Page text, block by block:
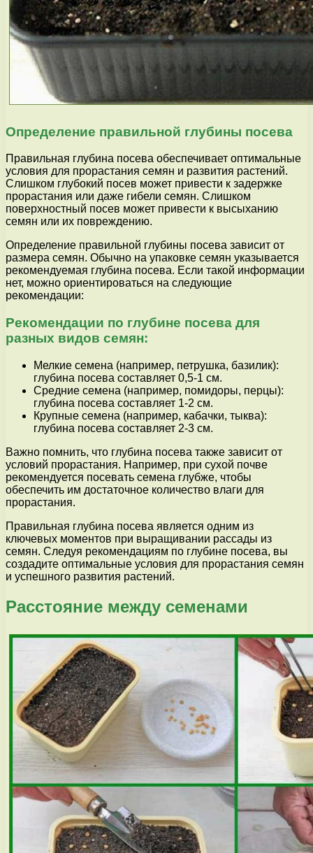
Определение правильной глубины посева
Правильная глубина посева обеспечивает оптимальные
условия для прорастания семян и развития растений.
Слишком глубокий посев может привести к задержке
прорастания или даже гибели семян. Слишком
поверхностный посев может привести к высыханию
семян или их повреждению.
Определение правильной глубины посева зависит от
размера семян. Обычно на упаковке семян указывается
рекомендуемая глубина посева. Если такой информации
нет, можно ориентироваться на следующие
рекомендации:
Рекомендации по глубине посева для
разных видов семян:
Мелкие семена (например, петрушка, базилик):
глубина посева составляет 0,5-1 см.
Средние семена (например, помидоры, перцы):
глубина посева составляет 1-2 см.
Крупные семена (например, кабачки, тыква):
глубина посева составляет 2-3 см.
Важно помнить, что глубина посева также зависит от
условий прорастания. Например, при сухой почве
рекомендуется посевать семена глубже, чтобы
обеспечить им достаточное количество влаги для
прорастания.
Правильная глубина посева является одним из
ключевых моментов при выращивании рассады из
семян. Следуя рекомендациям по глубине посева, вы
создадите оптимальные условия для прорастания семян
и успешного развития растений.
Расстояние между семенами